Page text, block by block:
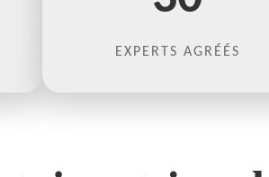
EXPERTS AGRÉÉS